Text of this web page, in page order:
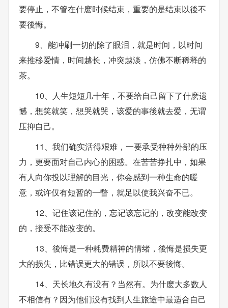
要停止，不管在什麽时候结束，重要的是结束以後不
要後悔。
9、能冲刷一切的除了眼泪，就是时间，以时间
来推移爱情，时间越长，冲突越淡，仿佛不断稀释的
茶。
10、人生短短几十年，不要给自己留下了什麽遗
憾，想笑就笑，想哭就哭，该爱的事後就去爱，无谓
压抑自己。
11、我们确实活得艰难，一要承受种种外部的压
力，更要面对自己内心的困惑。在苦苦挣扎中，如果
有人向你投以理解的目光，你会感到一种生命的暖
意，或许仅有短暂的一瞥，就足以使我兴奋不已。
12、记住该记住的，忘记该忘记的，改变能改变
的，接受不能改变的。
13、後悔是一种耗费精神的情绪，後悔是损失更
大的损失，比错误更大的错误，所以不要後悔。
14、天长地久有没有？当然有。为什麽大多数人
不相信有？因为他们没有找到人生旅途中最适合自己